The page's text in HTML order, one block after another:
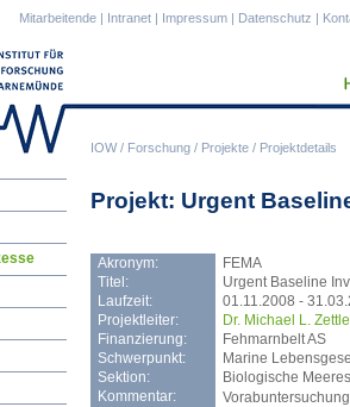
IOW/ Forschung / Projekte / Projektdetails
Mitarbeitende | Intranet | Impressum | Datenschutz |
Projekt: Urgent
Akronym:
FEMA
Titel:
Urgent Baseline
Laufzeit:
01.11.2008 -
Projektleiter:
Dr. Michael L.
Finanzierung:
Fehmarnbelt AS
Schwerpunkt:
Marine
Sektion:
Biologische
Kommentar: